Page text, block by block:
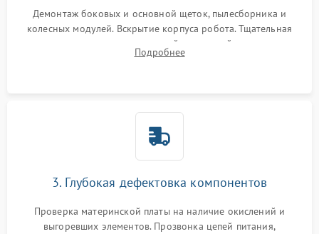
Демонтаж боковых и основной щеток, пылесборника и
колесных модулей. Вскрытие корпуса робота. Тщательная
очистка внутренних полостей, шестерней и плат от
скопившейся пыли, волос и шерсти животных с
Подробнее
3. Глубокая дефектовка компонентов
Проверка материнской платы на наличие окислений и
выгоревших элементов. Прозвонка цепей питания,